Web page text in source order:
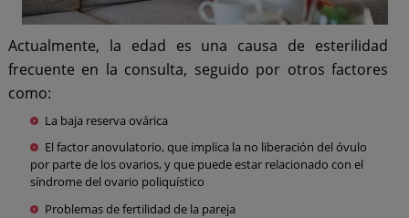
Actualmente, la edad es una causa de esterilidad
frecuente en la consulta, seguido por otros factores
como:
La baja reserva ovárica
El factor anovulatorio, que implica la no liberación del óvulo
por parte de los ovarios, y que puede estar relacionado con el
síndrome del ovario poliquístico
Problemas de fertilidad de la pareja